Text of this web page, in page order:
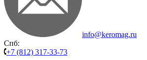
info@keromag.ru
Спб:
+7 (812) 317-33-73